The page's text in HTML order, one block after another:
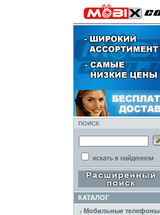
ПОИСК
искать в найденном
КАТАЛОГ
Мобильные телефоны